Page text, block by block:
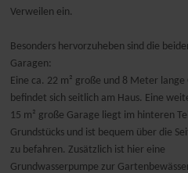
Verweilen ein.
Besonders hervorzuheben sind die
Garagen:
Eine ca. 22 m² große und 8 Meter lange
befindet sich seitlich am Haus. Eine
15 m² große Garage liegt im hinteren
Grundstücks und ist bequem über die
zu befahren. Zusätzlich ist hier eine
Grundwasserpumpe zur